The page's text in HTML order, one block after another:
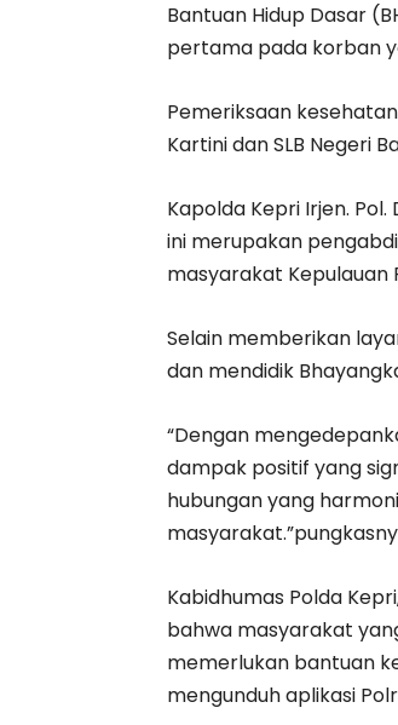
Bantuan Hidup Dasar
pertama pada korban
Pemeriksaan
Kartini dan SLB Negeri
Kapolda Kepri Irjen. Pol.
ini merupakan
masyarakat Kepulauan
Selain memberikan
dan mendidik
“Dengan
dampak positif yang
hubungan yang
Kabidhumas Polda
bahwa masyarakat
memerlukan bantuan
mengunduh aplikasi